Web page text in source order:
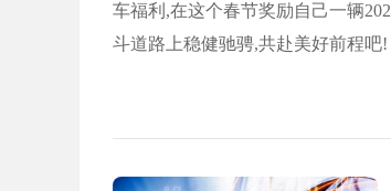
车福利,在这个春节奖励自己一辆
斗道路上稳健驰骋,共赴美好前程吧!